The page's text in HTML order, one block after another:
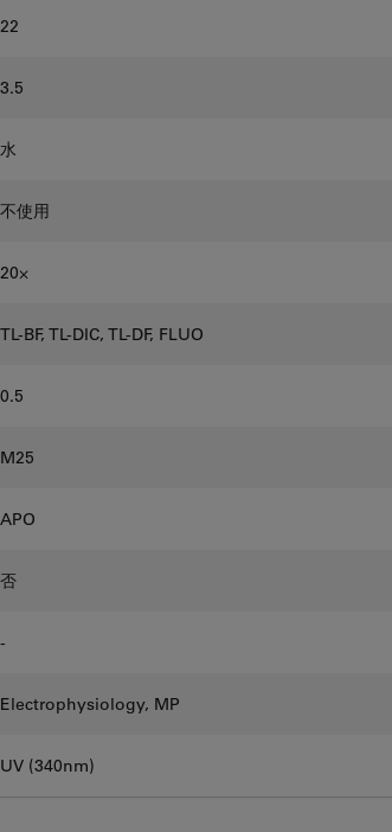
22
3.5
水
不使用
20⨉
TL-BF, TL-DIC, TL-DF, FLUO
0.5
M25
APO
否
-
Electrophysiology, MP
UV (340nm)